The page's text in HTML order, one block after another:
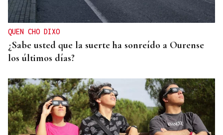
QUEN CHO DIXO
¿Sabe usted que la suerte ha sonreído a Ourense
los últimos días?